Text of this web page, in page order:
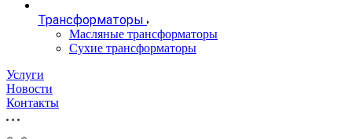
Трансформаторы
Масляные трансформаторы
Сухие трансформаторы
Услуги
Новости
Контакты